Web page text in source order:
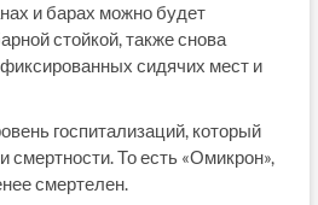
и барах можно будет
стойкой, также снова
сидячих мест и
госпитализаций, который
смертности. То есть «Омикрон»,
смертелен.